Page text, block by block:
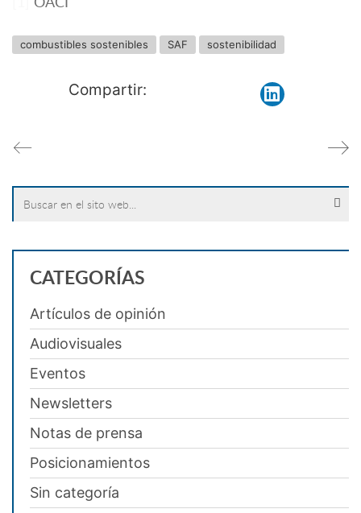
combustibles sostenibles SAF sostenibilidad
Compartir:
for:
CATEGORÍAS
Artículos de opinión
Audiovisuales
Eventos
Newsletters
Notas de prensa
Posicionamientos
Sin categoría